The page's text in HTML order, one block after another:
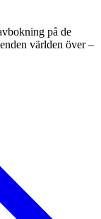
på de
världen över –